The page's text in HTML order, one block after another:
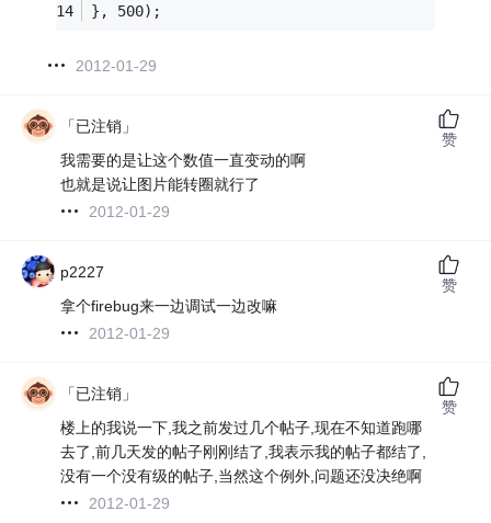
}, 500);
2012-01-29
「已注销」
我需要的是让这个数值一直变动的啊
也就是说让图片能转圈就行了
2012-01-29
赞
p2227
拿个firebug来一边调试一边改嘛
2012-01-29
赞
「已注销」
楼上的我说一下,我之前发过几个帖子,现在不知道跑哪
去了,前几天发的帖子刚刚结了,我表示我的帖子都结了,
没有一个没有级的帖子,当然这个例外,问题还没决绝啊
2012-01-29
赞